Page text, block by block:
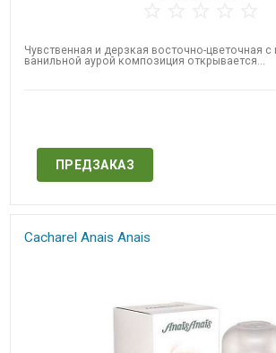
Чувственная и дерзкая восточно-цветочная с
ванильной аурой композиция открывается...
ПРЕДЗАКАЗ
Cacharel Anais Anais